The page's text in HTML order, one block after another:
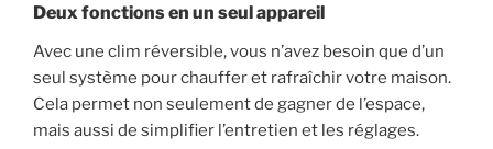
Deux fonctions en un seul appareil
Avec une clim réversible, vous n’avez besoin que d’un
seul système pour chauffer et rafraîchir votre maison.
Cela permet non seulement de gagner de l’espace,
mais aussi de simplifier l’entretien et les réglages.